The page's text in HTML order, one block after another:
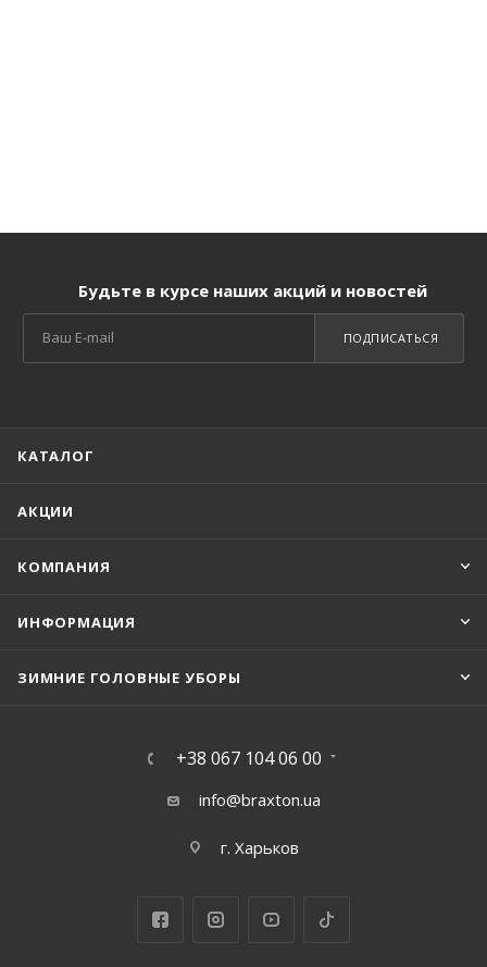
Будьте в курсе наших акций и новостей
ПОДПИСАТЬСЯ
КАТАЛОГ
АКЦИИ
КОМПАНИЯ
ИНФОРМАЦИЯ
ЗИМНИЕ ГОЛОВНЫЕ УБОРЫ
+38 067 104 06 00
info@braxton.ua
г. Харьков